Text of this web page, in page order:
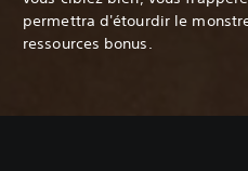
permettra d'étourdir le
ressources bonus.